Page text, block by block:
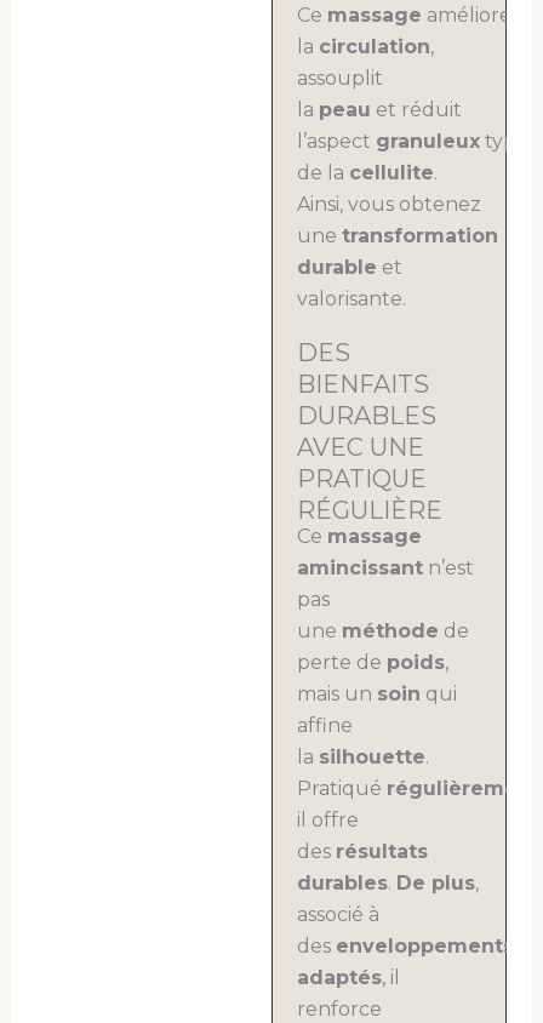
Ce massage améliore
la circulation,
assouplit
la peau et réduit
l’aspect granuleux
de la cellulite.
Ainsi, vous obtenez
une transformation
durable et
valorisante.
DES
BIENFAITS
DURABLES
AVEC UNE
PRATIQUE
RÉGULIÈRE
Ce massage
amincissant n’est
pas
une méthode de
perte de poids,
mais un soin qui
affine
la silhouette.
Pratiqué régulièrement
il offre
des résultats
durables. De plus,
associé à
des enveloppements
adaptés, il
renforce